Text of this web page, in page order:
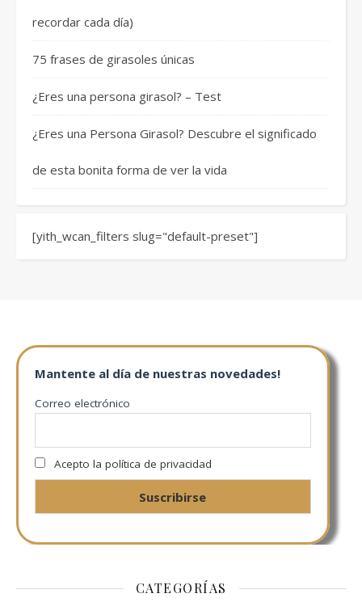
recordar cada día)
75 frases de girasoles únicas
¿Eres una persona girasol? – Test
¿Eres una Persona Girasol? Descubre el significado
de esta bonita forma de ver la vida
[yith_wcan_filters slug="default-preset"]
Mantente al día de nuestras novedades!
Correo electrónico
Acepto la política de privacidad
CATEGORÍAS